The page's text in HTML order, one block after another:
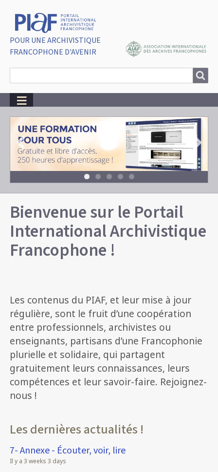
POUR UNE ARCHIVISTIQUE
FRANCOPHONE D'AVENIR
Bienvenue sur le Portail
International Archivistique
Francophone !
Les contenus du PIAF, et leur mise à jour
régulière, sont le fruit d’une coopération
entre professionnels, archivistes ou
enseignants, partisans d’une Francophonie
plurielle et solidaire, qui partagent
gratuitement leurs connaissances, leurs
compétences et leur savoir-faire. Rejoignez-
nous !
Les dernières actualités !
7- Annexe - Écouter, voir, lire
Il y a 3 weeks 3 days